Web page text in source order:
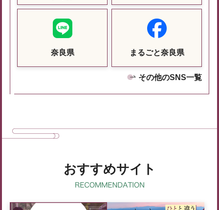
奈良県 まるごと奈良県
その他のSNS一覧
おすすめサイト